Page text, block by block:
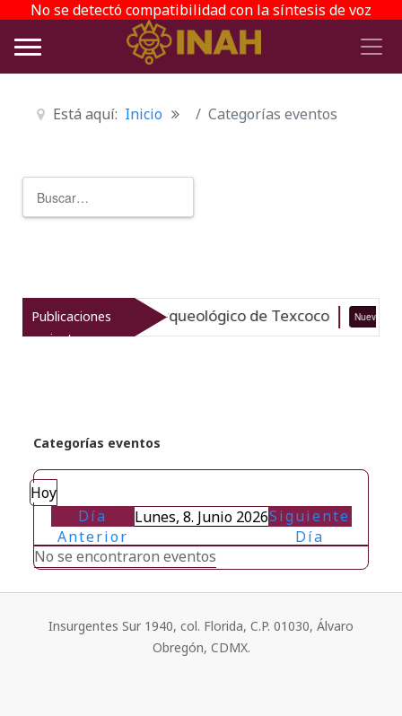
No se detectó compatibilidad con la síntesis de voz
Está aquí: Inicio Categorías eventos
Publicaciones
recientes
el patrimonio arqueológico de Texcoco Nuevo
Categorías eventos
Hoy
Día
Anterior
Lunes, 8. Junio 2026Siguiente
Día
No se encontraron eventos
Insurgentes Sur 1940, col. Florida, C.P. 01030, Álvaro
Obregón, CDMX.